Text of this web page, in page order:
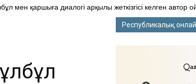
мен қаршыға диалогі арқылы жеткізгісі келген автор
Республикалық